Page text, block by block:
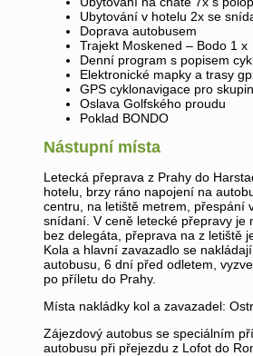
Ubytování v hotelu 2x se
Doprava autobusem
Trajekt Moskened – Bodo 1 x
Denní program s popisem
Elektronické mapky a trasy
GPS cyklonavigace pro
Oslava Golfského proudu
Poklad BONDO
Nástupní místa
Letecká přeprava z Prahy do
hotelu, brzy ráno napojení na
centru, na letiště metrem, přespání
snídaní. V ceně letecké přepravy
bez delegáta, přeprava na z letiště
Kola a hlavní zavazadlo se
autobusu, 6 dní před odletem,
po příletu do Prahy.
Místa nakládky kol a zavazadel:
Zájezdový autobus se speciálním
autobusu při přejezdu z Lofot do